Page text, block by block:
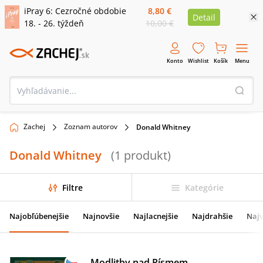
iPray 6: Cezročné obdobie
18. - 26. týždeň
8,80 €
10,00 €
Detail
Konto Wishlist Košík Menu
Zachej Zoznam autorov Donald Whitney
Donald Whitney (1 produkt)
Filtre Kategórie
Najobľúbenejšie Najnovšie Najlacnejšie Najdrahšie